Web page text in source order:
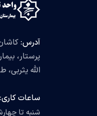
آدرس:
پرستار،
الله
ساعات کاری:
شنبه تا چهارشنبه: 8:00